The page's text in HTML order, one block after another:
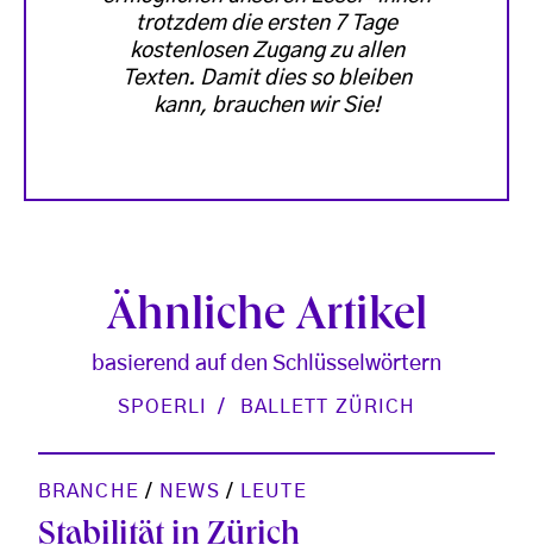
trotzdem die ersten 7 Tage
kostenlosen Zugang zu allen
Texten. Damit dies so bleiben
kann, brauchen wir Sie!
Ähnliche Artikel
basierend auf den Schlüsselwörtern
SPOERLI BALLETT ZÜRICH
BRANCHE / NEWS / LEUTE
Stabilität in Zürich